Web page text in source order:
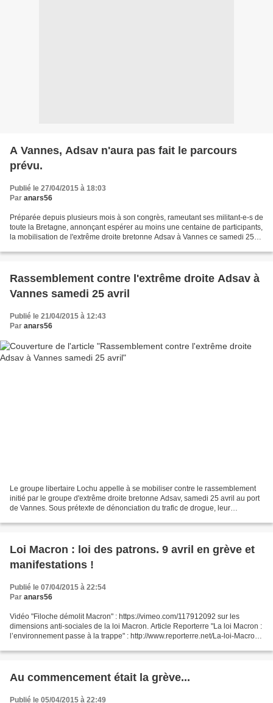
A Vannes, Adsav n'aura pas fait le parcours
prévu.
Publié le 27/04/2015 à 18:03
Par anars56
Préparée depuis plusieurs mois à son congrès, rameutant ses militant-e-s de
toute la Bretagne, annonçant espérer au moins une centaine de participants,
la mobilisation de l'extrême droite bretonne Adsav à Vannes ce samedi 25
Rassemblement contre l'extrême droite Adsav à
Vannes samedi 25 avril
Publié le 21/04/2015 à 12:43
Par anars56
Le groupe libertaire Lochu appelle à se mobiliser contre le rassemblement
initié par le groupe d'extrême droite bretonne Adsav, samedi 25 avril au port
de Vannes. Sous prétexte de dénonciation du trafic de drogue, leur
Loi Macron : loi des patrons. 9 avril en grève et
manifestations !
Publié le 07/04/2015 à 22:54
Par anars56
Vidéo "Filoche démolit Macron" : https://vimeo.com/117912092 sur les
dimensions anti-sociales de la loi Macron. Article Reporterre "La loi Macron :
l’environnement passe à la trappe" : http://www.reporterre.net/La-loi-Macron-
Au commencement était la grève...
Publié le 05/04/2015 à 22:49